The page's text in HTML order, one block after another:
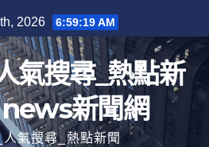
2026 6:59:20 AM
氣搜尋_熱點新
新聞網
氣搜尋_熱點新聞